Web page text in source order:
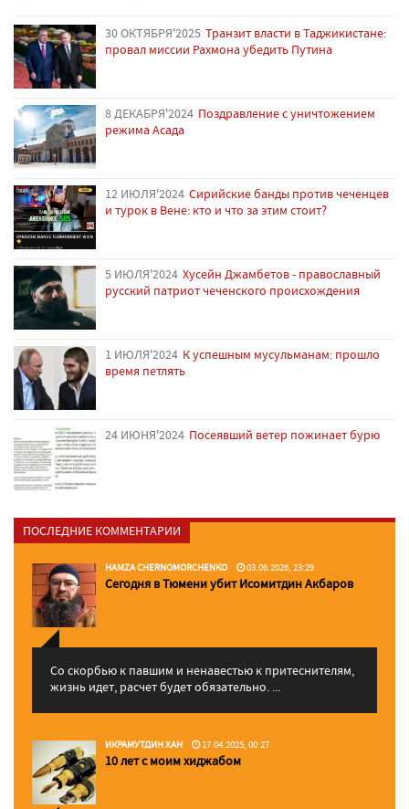
30 ОКТЯБРЯ'2025 Транзит власти в Таджикистане:
провал миссии Рахмона убедить Путина
8 ДЕКАБРЯ'2024 Поздравление с уничтожением
режима Асада
12 ИЮЛЯ'2024 Сирийские банды против чеченцев
и турок в Вене: кто и что за этим стоит?
5 ИЮЛЯ'2024 Хусейн Джамбетов - православный
русский патриот чеченского происхождения
1 ИЮЛЯ'2024 К успешным мусульманам: прошло
время петлять
24 ИЮНЯ'2024 Посеявший ветер пожинает бурю
ПОСЛЕДНИЕ КОММЕНТАРИИ
HAMZA CHERNOMORCHENKO 03.06.2026, 23:29
Сегодня в Тюмени убит Исомитдин Акбаров
Со скорбью к павшим и ненавестью к притеснителям,
жизнь идет, расчет будет обязательно. ...
ИКРАМУТДИН ХАН 17.04.2025, 00:27
10 лет с моим хиджабом